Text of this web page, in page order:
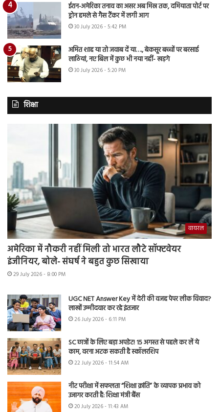
ईरान-अमेरिका तनाव का असर अब मिस्र तक, दमियाता पोर्ट पर
ड्रोन हमले से गैस टैंकर में लगी आग
30 July 2026 - 5:42 PM
अमित शाह या तो जवाब दें या…., बेकसूर बच्चों पर बरसाई
लाठियां, नए बिल में कुछ भी नया नहीं- खड़गे
30 July 2026 - 5:20 PM
शिक्षा
वायरल
अमेरिका में नौकरी नहीं मिली तो भारत लौटे सॉफ्टवेयर
इंजीनियर, बोले- संघर्ष ने बहुत कुछ सिखाया
29 July 2026 - 8:00 PM
UGC NET Answer Key में देरी की वजह पेपर लीक विवाद?
लाखों उम्मीदवार कर रहे इंतजार
26 July 2026 - 6:11 PM
SC छात्रों के लिए बड़ा अपडेट! 15 अगस्त से पहले कर लें ये
काम, वरना अटक सकती है स्कॉलरशिप
22 July 2026 - 11:54 AM
नीट परीक्षा में सफलता “शिक्षा क्रांति” के व्यापक प्रभाव को
उजागर करती है: शिक्षा मंत्री बैंस
20 July 2026 - 11:43 AM